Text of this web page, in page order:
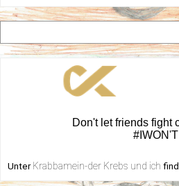
Don't let friends fight
#IWON'T
Unter Krabbamein-der Krebs und ich